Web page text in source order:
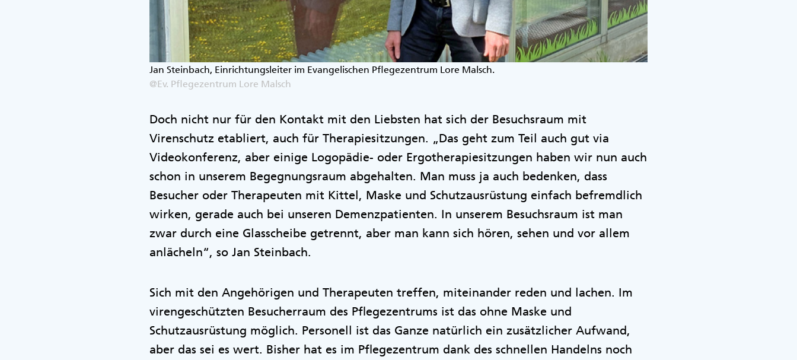
Jan Steinbach, Einrichtungsleiter im Evangelischen Pflegezentrum Lore Malsch.
@Ev. Pflegezentrum Lore Malsch
Doch nicht nur für den Kontakt mit den Liebsten hat sich der Besuchsraum mit
Virenschutz etabliert, auch für Therapiesitzungen. „Das geht zum Teil auch gut via
Videokonferenz, aber einige Logopädie- oder Ergotherapiesitzungen haben wir nun auch
schon in unserem Begegnungsraum abgehalten. Man muss ja auch bedenken, dass
Besucher oder Therapeuten mit Kittel, Maske und Schutzausrüstung einfach befremdlich
wirken, gerade auch bei unseren Demenzpatienten. In unserem Besuchsraum ist man
zwar durch eine Glasscheibe getrennt, aber man kann sich hören, sehen und vor allem
anlächeln“, so Jan Steinbach.
Sich mit den Angehörigen und Therapeuten treffen, miteinander reden und lachen. Im
virengeschützten Besucherraum des Pflegezentrums ist das ohne Maske und
Schutzausrüstung möglich. Personell ist das Ganze natürlich ein zusätzlicher Aufwand,
aber das sei es wert. Bisher hat es im Pflegezentrum dank des schnellen Handelns noch